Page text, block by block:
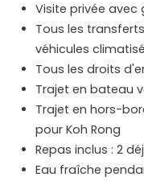
Visite privée
Tous les
véhicules
Tous les droits
Trajet en bateau
Trajet en hors-
pour Koh Rong
Repas inclus : 2
Eau fraîche